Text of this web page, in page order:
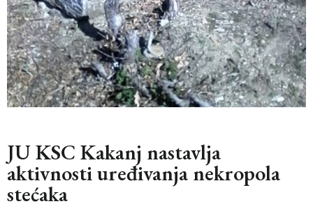
JU KSC Kakanj nastavlja
aktivnosti uređivanja nekropola
stećaka